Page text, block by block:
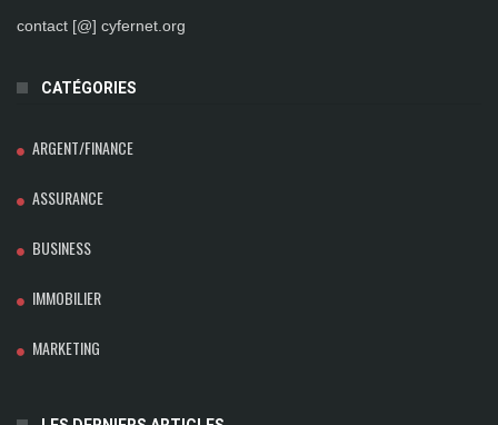
contact [@] cyfernet.org
CATÉGORIES
ARGENT/FINANCE
ASSURANCE
BUSINESS
IMMOBILIER
MARKETING